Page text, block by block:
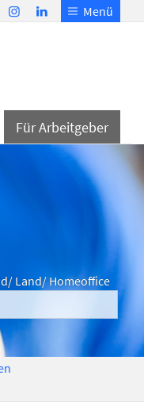
Menü
Für Arbeitgeber
Land/ Homeoffice